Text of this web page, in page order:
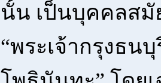
นั้น เป็นบุคคลสมั
“พระเจ้ากรุงธนบุ